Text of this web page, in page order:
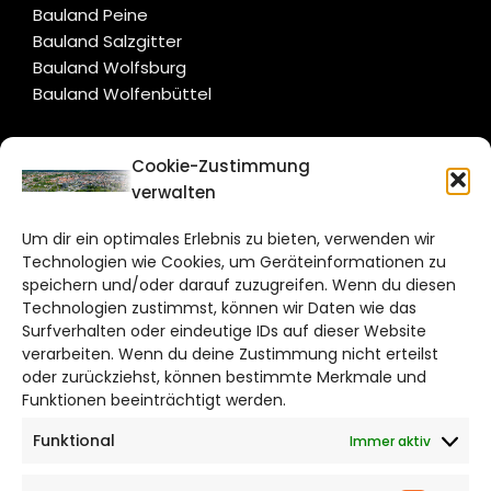
Cookie-Zustimmung
verwalten
Um dir ein optimales Erlebnis zu bieten, verwenden wir
Technologien wie Cookies, um Geräteinformationen zu
speichern und/oder darauf zuzugreifen. Wenn du diesen
Technologien zustimmst, können wir Daten wie das
Surfverhalten oder eindeutige IDs auf dieser Website
verarbeiten. Wenn du deine Zustimmung nicht erteilst
oder zurückziehst, können bestimmte Merkmale und
Funktionen beeinträchtigt werden.
Funktional
Immer aktiv
Bauland Peine
Bauland Salzgitter
Bauland Wolfsburg
Bauland Wolfenbüttel
CITYLIFE!
Bruchtorwall 12
38100 Braunschweig
Telefon: 0531 387220 – 65
DAS STADTMAGAZIN FÜR
BRAUNSCHWEIG
Impressum